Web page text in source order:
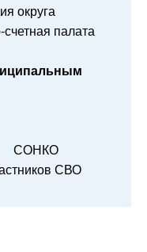
округа
палата
СОНКО
СВО